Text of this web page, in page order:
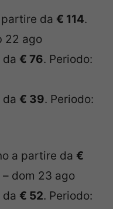
da € 114.
22 ago
€ 76. Periodo:
€ 39. Periodo:
a partire da €
– dom 23 ago
€ 52. Periodo: